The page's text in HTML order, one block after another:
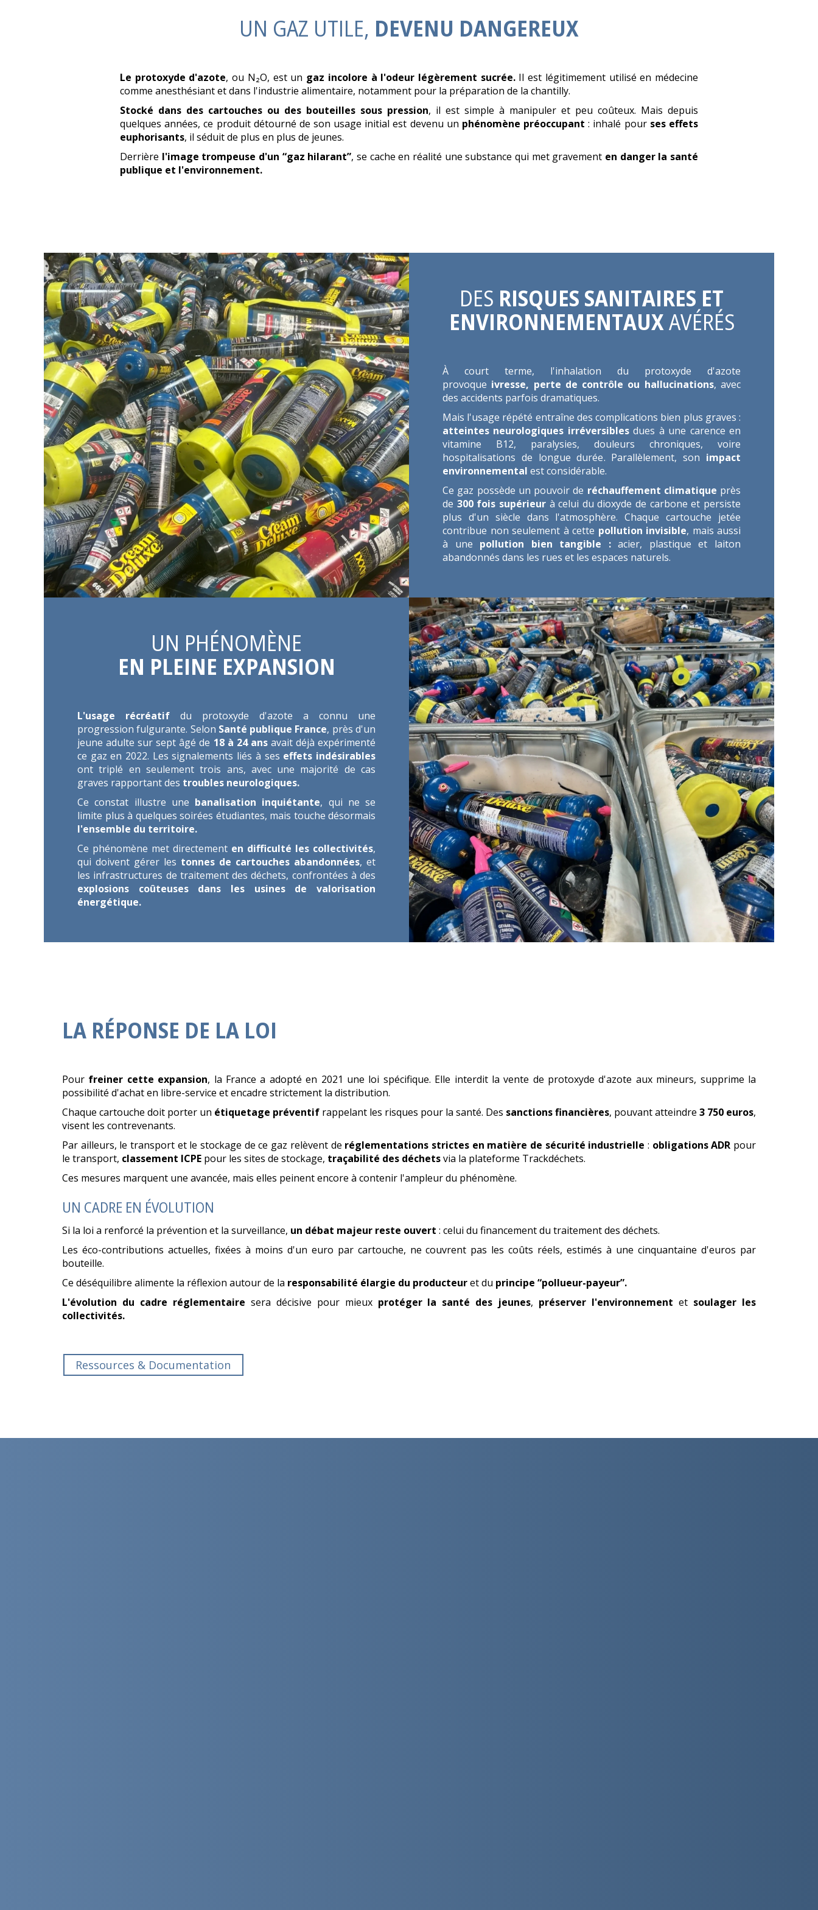
UN GAZ UTILE, DEVENU DANGEREUX
Le protoxyde d'azote, ou N₂O, est un gaz incolore à l'odeur légèrement sucrée.Il est légitimement utilisé en médecine
comme anesthésiant et dans l'industrie alimentaire, notamment pour la préparation de la chantilly.
Stocké dans des cartouches ou des bouteilles sous pression, il est simple à manipuler et peu coûteux. Mais depuis
quelques années, ce produit détourné de son usage initial est devenu un phénomène préoccupant : inhalé pourses effets
euphorisants, il séduit de plus en plus de jeunes.
Derrière l'image trompeuse d'un “gaz hilarant”, se cache en réalité une substance qui met gravement en danger la santé
publique et l'environnement.
DES RISQUES SANITAIRES ET
ENVIRONNEMENTAUXAVÉRÉS
À court terme, l'inhalation du protoxyde d'azote
provoque ivresse, perte de contrôle ou hallucinations, avec
des accidents parfois dramatiques.
Mais l'usage répété entraîne des complications bien plus graves :
atteintes neurologiques irréversiblesdues à une carence en
vitamine B12, paralysies, douleurs chroniques, voire
hospitalisations de longue durée. Parallèlement, son impact
environnemental est considérable.
Ce gaz possède un pouvoir de réchauffement climatique près
de 300 fois supérieur à celui du dioxyde de carbone et persiste
plus d'un siècle dans l'atmosphère. Chaque cartouche jetée
contribue non seulement à cette pollution invisible, mais aussi
à une pollution bien tangible :acier, plastique et laiton
abandonnés dans les rues et les espaces naturels.
UN PHÉNOMÈNE
EN PLEINE EXPANSION
L'usage récréatif du protoxyde d'azote a connu une
progression fulgurante. Selon Santé publique France, près d'un
jeune adulte sur sept âgé de 18 à 24 ans avait déjà expérimenté
ce gaz en 2022. Les signalements liés à ses effets indésirables
ont triplé en seulement trois ans, avec une majorité de cas
graves rapportant des troubles neurologiques.
Ce constat illustre une banalisation inquiétante, qui ne se
limite plus à quelques soirées étudiantes, mais touche désormais
l'ensemble du territoire.
Ce phénomène met directement en difficulté les collectivités,
qui doivent gérer les tonnes de cartouches abandonnées, et
les infrastructures de traitement des déchets, confrontées à des
explosions coûteuses dans les usines de valorisation
énergétique.
LA RÉPONSE DE LA LOI
Pour freiner cette expansion, la France a adopté en 2021 une loi spécifique. Elle interdit la vente de protoxyde d'azote aux mineurs, supprime la
possibilité d'achat en libre-service et encadre strictement la distribution.
Chaque cartouche doit porter un étiquetage préventif rappelant les risques pour la santé. Des sanctions financières, pouvant atteindre 3 750 euros,
visent les contrevenants.
Par ailleurs, le transport et le stockage de ce gaz relèvent de réglementations strictes en matière de sécurité industrielle : obligations ADR pour
le transport, classement ICPE pour les sites de stockage, traçabilité des déchetsvia la plateforme Trackdéchets.
Ces mesures marquent une avancée, mais elles peinent encore à contenir l'ampleur du phénomène.
UN CADRE EN ÉVOLUTION
Si la loi a renforcé la prévention et la surveillance, un débat majeur reste ouvert : celui du financement du traitement des déchets.
Les éco-contributions actuelles, fixées à moins d'un euro par cartouche, ne couvrent pas les coûts réels, estimés à une cinquantaine d'euros par
bouteille.
Ce déséquilibre alimente la réflexion autour de la responsabilité élargie du producteuret du principe “pollueur-payeur”.
L'évolution du cadre réglementaire sera décisive pour mieux protéger la santé des jeunes, préserver l'environnement et soulager les
collectivités.
Ressources & Documentation